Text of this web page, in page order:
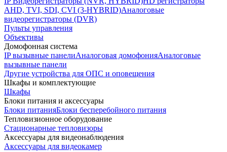
AHD, TVI, SDI, CVI (3-HYBRID)Аналоговые
видеорегистраторы (DVR)
Пульты управления
Объективы
Домофонная система
IP вызывные панелиАналоговая домофонияАналоговые
вызывные панели
Другие устройства для ОПС и оповещения
Шкафы и комплектующие
Шкафы
Блоки питания и аксессуары
Блоки питанияБлоки бесперебойного питания
Тепловизионное оборудование
Стационарные тепловизоры
Аксессуары для видеонаблюдения
Аксессуары для видеокамер